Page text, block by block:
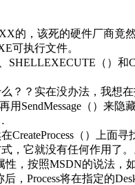
的，该死的硬件厂商竟
可执行文件。
（）和
？？实在没办法，我想
SendMessage（）来
（）上面
，它就没有任何作用了
性，按照MSDN的说法，
，Process将在指定的